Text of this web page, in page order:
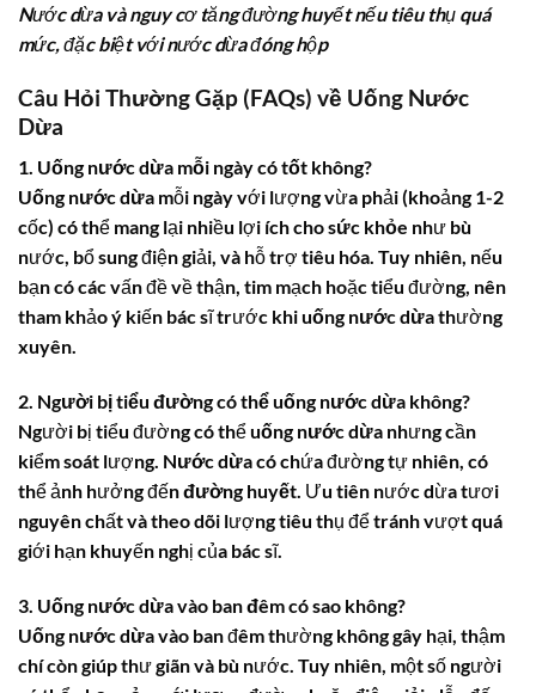
Nước dừa và nguy cơ tăng đường huyết nếu tiêu thụ quá
mức, đặc biệt với nước dừa đóng hộp
Câu Hỏi Thường Gặp (FAQs) về Uống Nước
Dừa
1. Uống nước dừa mỗi ngày có tốt không?
Uống nước dừa mỗi ngày với lượng vừa phải (khoảng 1-2
cốc) có thể mang lại nhiều lợi ích chosức khỏe như bù
nước, bổ sung điện giải, và hỗ trợ tiêu hóa. Tuy nhiên, nếu
bạn có các vấn đề về thận, tim mạch hoặc tiểu đường, nên
tham khảo ý kiến bác sĩ trước khiuống nước dừathường
xuyên.
2. Người bị tiểu đường có thể uống nước dừa không?
Người bị tiểu đường có thểuống nước dừa nhưng cần
kiểm soát lượng. Nước dừacó chứa đường tự nhiên, có
thể ảnh hưởng đếnđường huyết. Ưu tiên nước dừa tươi
nguyên chất và theo dõi lượng tiêu thụ để tránh vượt quá
giới hạn khuyến nghị của bác sĩ.
3. Uống nước dừa vào ban đêm có sao không?
Uống nước dừavào ban đêm thường không gây hại, thậm
chí còn giúp thư giãn và bù nước. Tuy nhiên, một số người